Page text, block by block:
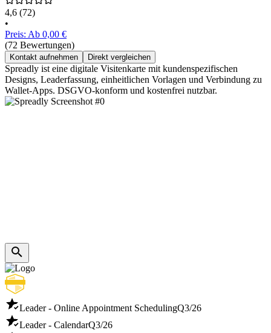
4,6 (72)
•
Preis: Ab 0,00 €
(72 Bewertungen)
Kontakt aufnehmen Direkt vergleichen
Spreadly ist eine digitale Visitenkarte mit kundenspezifischen
Designs, Leaderfassung, einheitlichen Vorlagen und Verbindung zu
Wallet-Apps. DSGVO-konform und kostenfrei nutzbar.
Leader - Online Appointment SchedulingQ3/26
Leader - CalendarQ3/26